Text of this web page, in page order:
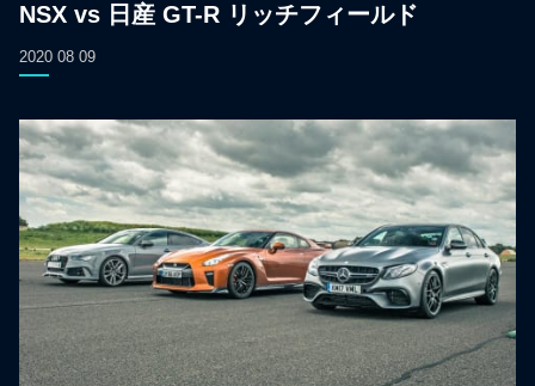
NSX vs 日産 GT-R リッチフィールド
2020 08 09